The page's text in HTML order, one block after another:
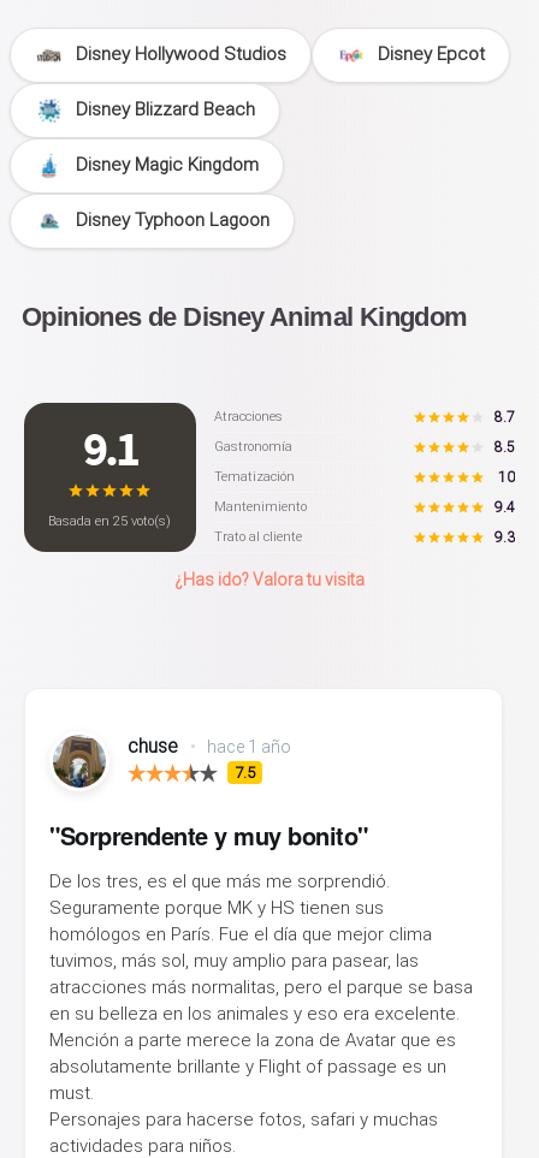
Disney Hollywood Studios Disney Epcot
Disney Blizzard Beach
Disney Magic Kingdom
Disney Typhoon Lagoon
Opiniones de Disney Animal Kingdom
9.1
Basada en25 voto(s)
Atracciones 8.7
Gastronomía 8.5
Tematización 10
Mantenimiento 9.4
Trato al cliente 9.3
¿Has ido? Valora tu visita
chuse • hace 1 año
7.5
"Sorprendente y muy bonito"
De los tres, es el que más me sorprendió.
Seguramente porque MK y HS tienen sus
homólogos en París. Fue el día que mejor clima
tuvimos, más sol, muy amplio para pasear, las
atracciones más normalitas, pero el parque se basa
en su belleza en los animales y eso era excelente.
Mención a parte merece la zona de Avatar que es
absolutamente brillante y Flight of passage es un
must.
Personajes para hacerse fotos, safari y muchas
actividades para niños.